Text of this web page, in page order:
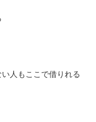
人もここで借りれる